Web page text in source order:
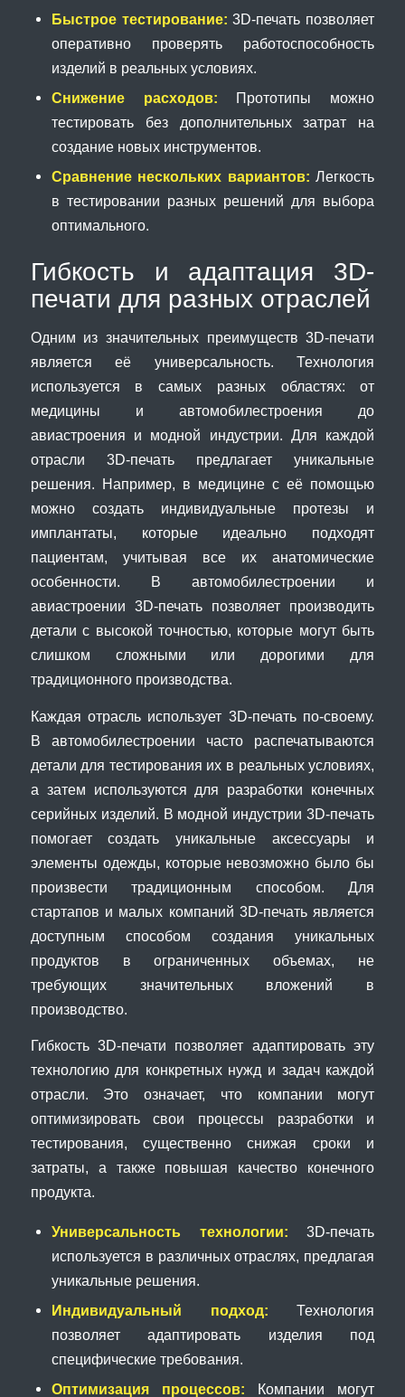
Быстрое тестирование: 3D-печать позволяет
оперативно проверять работоспособность
изделий в реальных условиях.
Снижение расходов: Прототипы можно
тестировать без дополнительных затрат на
создание новых инструментов.
Сравнение нескольких вариантов: Легкость
в тестировании разных решений для выбора
оптимального.
Гибкость и адаптация 3D-
печати для разных отраслей
Одним из значительных преимуществ 3D-печати
является её универсальность. Технология
используется в самых разных областях: от
медицины и автомобилестроения до
авиастроения и модной индустрии. Для каждой
отрасли 3D-печать предлагает уникальные
решения. Например, в медицине с её помощью
можно создать индивидуальные протезы и
имплантаты, которые идеально подходят
пациентам, учитывая все их анатомические
особенности. В автомобилестроении и
авиастроении 3D-печать позволяет производить
детали с высокой точностью, которые могут быть
слишком сложными или дорогими для
традиционного производства.
Каждая отрасль использует 3D-печать по-своему.
В автомобилестроении часто распечатываются
детали для тестирования их в реальных условиях,
а затем используются для разработки конечных
серийных изделий. В модной индустрии 3D-печать
помогает создать уникальные аксессуары и
элементы одежды, которые невозможно было бы
произвести традиционным способом. Для
стартапов и малых компаний 3D-печать является
доступным способом создания уникальных
продуктов в ограниченных объемах, не
требующих значительных вложений в
производство.
Гибкость 3D-печати позволяет адаптировать эту
технологию для конкретных нужд и задач каждой
отрасли. Это означает, что компании могут
оптимизировать свои процессы разработки и
тестирования, существенно снижая сроки и
затраты, а также повышая качество конечного
продукта.
Универсальность технологии: 3D-печать
используется в различных отраслях, предлагая
уникальные решения.
Индивидуальный подход: Технология
позволяет адаптировать изделия под
специфические требования.
Оптимизация процессов: Компании могут